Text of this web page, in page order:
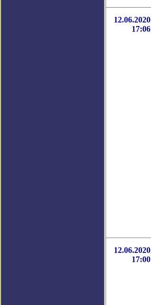
12.06.2020
17:06
12.06.2020
17:00